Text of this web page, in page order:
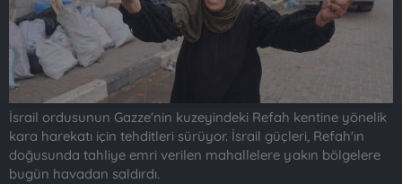
İsrail ordusunun Gazze'nin kuzeyindeki Refah kentine yönelik
kara harekatı için tehditleri sürüyor. İsrail güçleri, Refah'ın
doğusunda tahliye emri verilen mahallelere yakın bölgelere
bugün havadan saldırdı.